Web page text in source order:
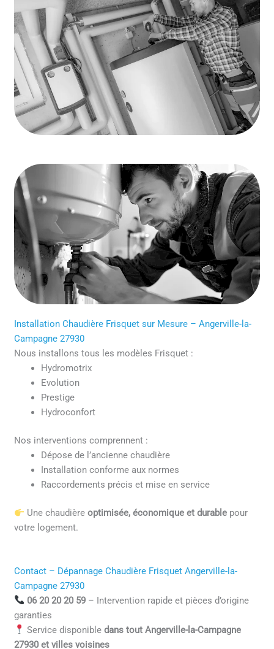
Installation Chaudière Frisquet sur Mesure – Angerville-la-
Campagne 27930
Nous installons tous les modèles Frisquet :
Hydromotrix
Evolution
Prestige
Hydroconfort
Nos interventions comprennent :
Dépose de l’ancienne chaudière
Installation conforme aux normes
Raccordements précis et mise en service
Une chaudière optimisée, économique et durablepour
votre logement.
Contact – Dépannage Chaudière Frisquet Angerville-la-
Campagne 27930
06 20 20 20 59– Intervention rapide et pièces d’origine
garanties
Service disponible dans tout Angerville-la-Campagne
27930 et villes voisines